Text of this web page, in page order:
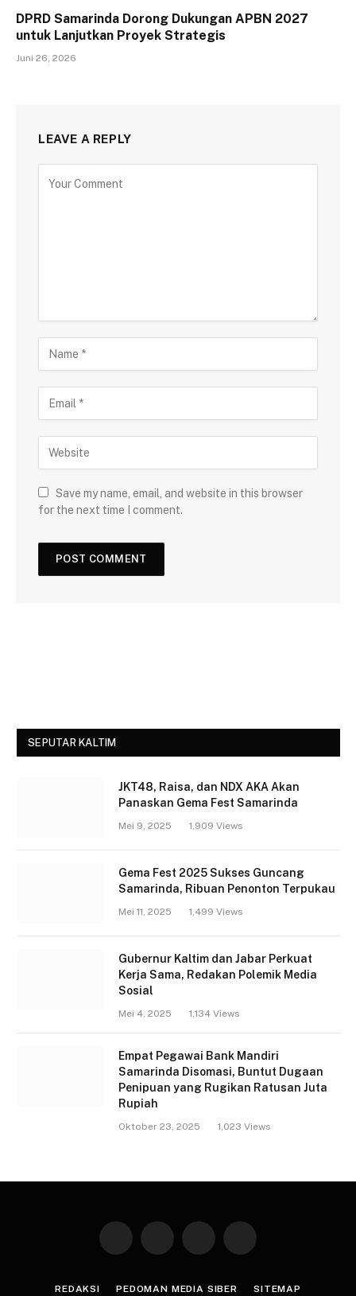
DPRD Samarinda Dorong Dukungan APBN 2027
untuk Lanjutkan Proyek Strategis
Juni 26, 2026
LEAVE A REPLY
Save my name, email, and website in this browser
for the next time I comment.
SEPUTAR KALTIM
JKT48, Raisa, dan NDX AKA Akan
Panaskan Gema Fest Samarinda
Mei 9, 2025 1,909 Views
Gema Fest 2025 Sukses Guncang
Samarinda, Ribuan Penonton Terpukau
Mei 11, 2025 1,499 Views
Gubernur Kaltim dan Jabar Perkuat
Kerja Sama, Redakan Polemik Media
Sosial
Mei 4, 2025 1,134 Views
Empat Pegawai Bank Mandiri
Samarinda Disomasi, Buntut Dugaan
Penipuan yang Rugikan Ratusan Juta
Rupiah
Oktober 23, 2025 1,023 Views
Facebook WhatsApp Telegram
REDAKSI PEDOMAN MEDIA SIBER SITEMAP